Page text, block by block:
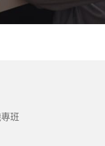
班